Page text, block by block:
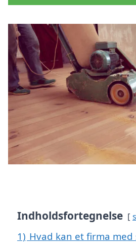
Indholdsfortegnelse
1) Hvad kan et firma med